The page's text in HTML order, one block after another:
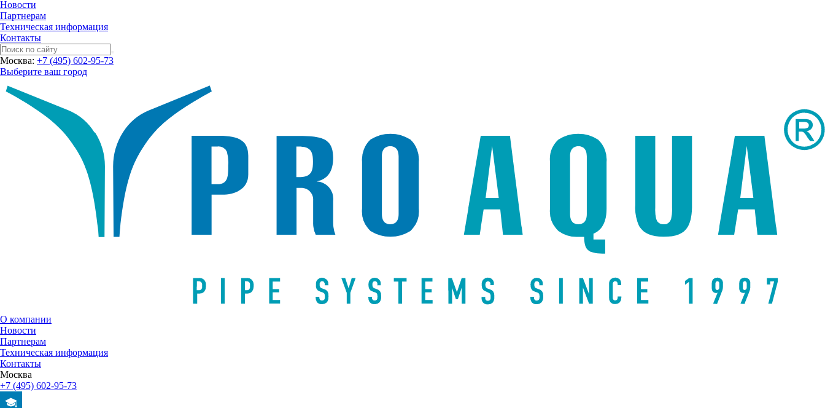
Новости
Партнерам
Техническая информация
Контакты
Москва: +7 (495) 602-95-73
Выберите ваш город
О компании
Новости
Партнерам
Техническая информация
Контакты
Москва
+7 (495) 602-95-73